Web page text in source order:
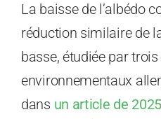
La baisse de l’albédo
réduction similaire de
basse, étudiée par
environnementaux
dans un article de